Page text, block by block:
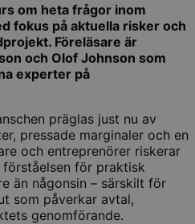
om heta frågor inom
fokus på aktuella risker och
Föreläsare är
och Olof Johnson som
experter på
präglas just nu av
pressade marginaler och en
och entreprenörer riskerar
för praktisk
än någonsin – särskilt för
som påverkar avtal,
genomförande.